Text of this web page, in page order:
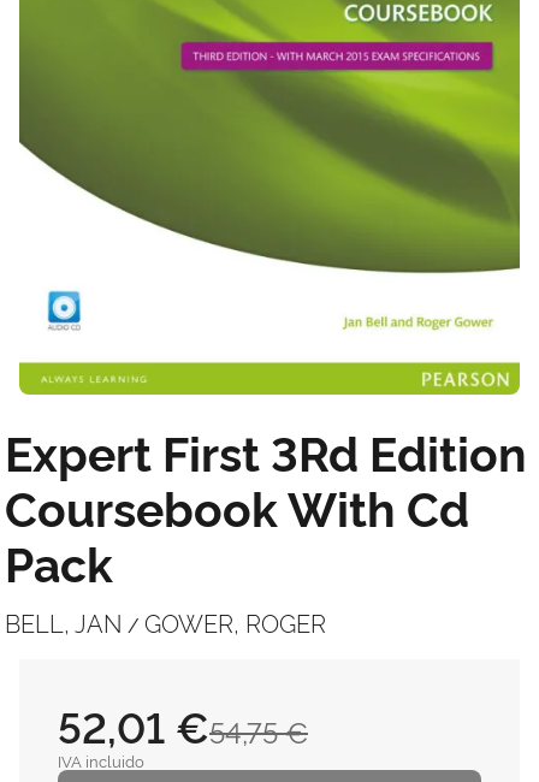
Expert First 3Rd Edition
Coursebook With Cd
Pack
BELL, JAN / GOWER, ROGER
54,75 €
52,01 €
IVA incluido